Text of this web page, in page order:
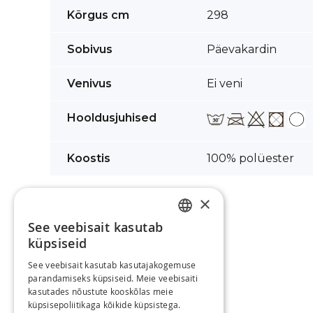
gallery
Kõrgus cm 298
Sobivus Päevakardin
Venivus Ei veni
Hooldusjuhised
Koostis 100% polüester
ENGLISH
×
See veebisait kasutab
küpsiseid
See veebisait kasutab kasutajakogemuse
parandamiseks küpsiseid. Meie veebisaiti
kasutades nõustute kooskõlas meie
küpsisepoliitikaga kõikide küpsistega.